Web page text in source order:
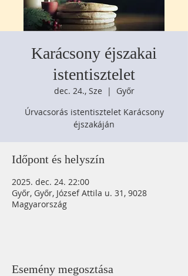
Karácsony éjszakai
istentisztelet
dec. 24., Sze
  |
Győr
Úrvacsorás istentisztelet Karácsony
éjszakáján
Időpont és helyszín
2025. dec. 24. 22:00
Győr, Győr, József Attila u. 31, 9028
Magyarország
Esemény megosztása